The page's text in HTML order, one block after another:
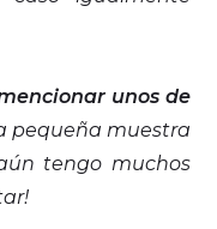
unos de
pequeña muestra
tengo muchos